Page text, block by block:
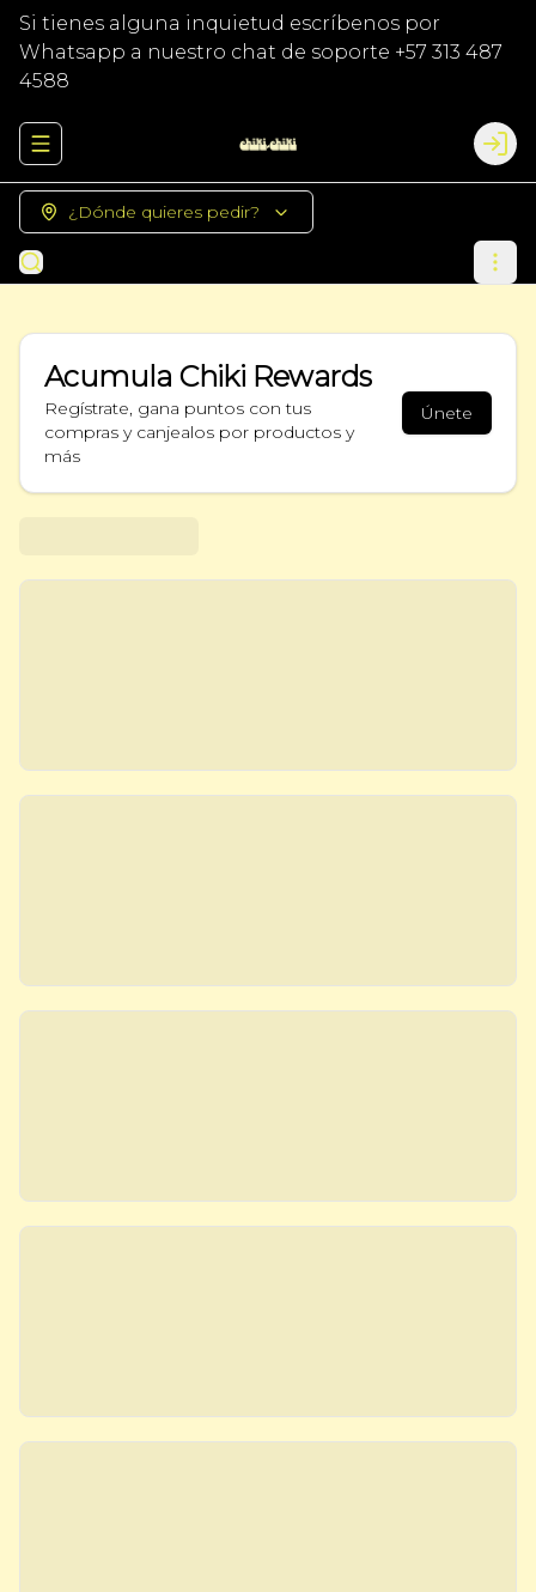
Si tienes alguna inquietud escríbenos por
Whatsapp a nuestro chat de soporte +57 313 487
4588
Abrir menu de navegación
¿Dónde quieres pedir?
Acumula Chiki Rewards
Regístrate, gana puntos con tus
compras y canjealos por productos y
más
Únete